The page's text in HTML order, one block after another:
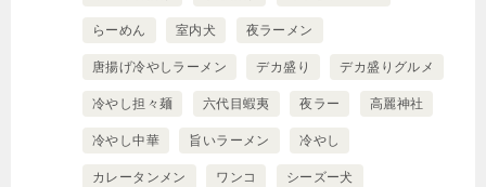
らーめん 室内犬 夜ラーメン
唐揚げ冷やしラーメン デカ盛り デカ盛りグルメ
冷やし担々麺 六代目蝦夷 夜ラー 高麗神社
冷やし中華 旨いラーメン 冷やし
カレータンメン ワンコ シーズー犬